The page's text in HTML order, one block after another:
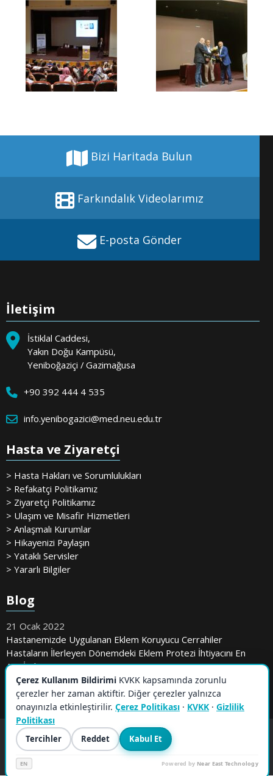
Bizi Haritada Bulun
Farkındalık Videolarımız
E-posta Gönder
İletişim
İstiklal Caddesi,
Yakın Doğu Kampüsü,
Yeniboğaziçi / Gazimağusa
+90 392 444 4 535
info.yenibogazici@med.neu.edu.tr
Hasta ve Ziyaretçi
> Hasta Hakları ve Sorumlulukları
> Refakatçi Politikamız
> Ziyaretçi Politikamız
> Ulaşım ve Misafir Hizmetleri
> Anlaşmalı Kurumlar
> Hikayenizi Paylaşın
> Yataklı Servisler
> Yararlı Bilgiler
Blog
21 Ocak 2022
Hastanemizde Uygulanan Eklem Koruyucu Cerrahiler
Hastaların İlerleyen Dönemdeki Eklem Protezi İhtiyacını En
Aza İndiriyor
Çerez Kullanım Bildirimi KVKK kapsamında zorunlu
çerezler her zaman aktiftir. Diğer çerezler yalnızca
onayınızla etkinleştirilir. Çerez Politikası · KVKK · Gizlilik
Politikası
Tercihler Reddet Kabul Et
EN Powered by Near East Technology